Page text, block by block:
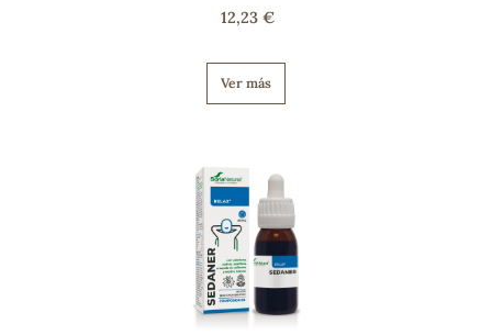
12,23 €
Ver más